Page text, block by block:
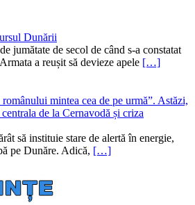
Dunării
jumătate de secol de când s-a constatat
a reușit să devieze apele […]
mintea cea de pe urmă”. Astăzi,
de la Cernavodă și criza
să instituie stare de alertă în energie,
pe Dunăre. Adică, […]